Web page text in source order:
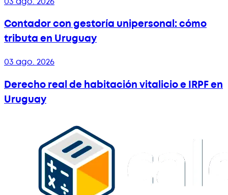
Contador con gestoría unipersonal: cómo
tributa en Uruguay
03 ago. 2026
Derecho real de habitación vitalicio e IRPF en
Uruguay